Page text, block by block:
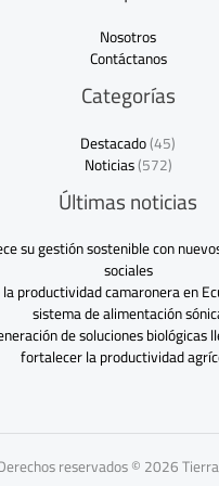
Nosotros
Contáctanos
Categorías
Destacado(45)
Noticias(572)
Últimas noticias
su gestión sostenible con
sociales
productividad camaronera en
sistema de alimentación
de soluciones biológicas
fortalecer la productividad
reservados © 2026